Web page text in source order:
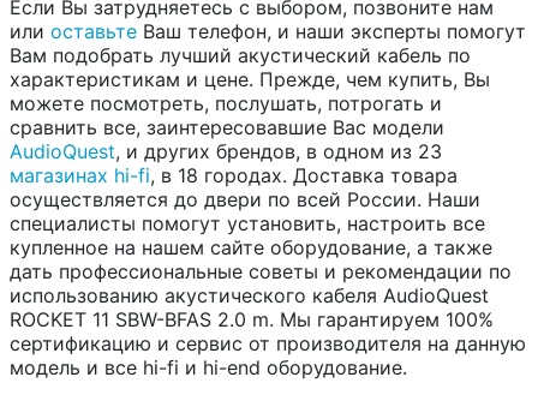
Если Вы затрудняетесь с выбором, позвоните нам
или оставьте Ваш телефон, и наши эксперты помогут
Вам подобрать лучший акустический кабель по
характеристикам и цене. Прежде, чем купить, Вы
можете посмотреть, послушать, потрогать и
сравнить все, заинтересовавшие Вас модели
AudioQuest, и других брендов, в одном из 23
магазинах hi-fi, в 18 городах. Доставка товара
осуществляется до двери по всей России. Наши
специалисты помогут установить, настроить все
купленное на нашем сайте оборудование, а также
дать профессиональные советы и рекомендации по
использованию акустического кабеля AudioQuest
ROCKET 11 SBW-BFAS 2.0 m. Мы гарантируем 100%
сертификацию и сервис от производителя на данную
модель и все hi-fi и hi-end оборудование.